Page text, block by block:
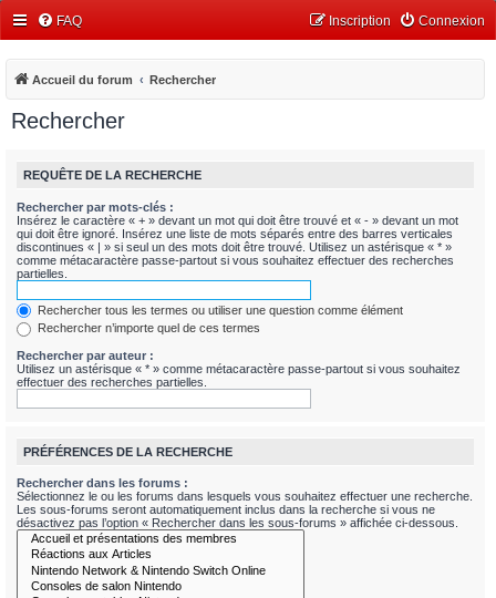
FAQ Connexion
Inscription
Accueil du forum Rechercher
Rechercher
REQUÊTE DE LA RECHERCHE
Rechercher par mots-clés :
Insérez le caractère « + » devant un mot qui doit être trouvé et « - » devant un mot
qui doit être ignoré. Insérez une liste de mots séparés entre des barres verticales
discontinues « | » si seul un des mots doit être trouvé. Utilisez un astérisque « * »
comme métacaractère passe-partout si vous souhaitez effectuer des recherches
partielles.
Rechercher tous les termes ou utiliser une question comme élément
Rechercher n’importe quel de ces termes
Rechercher par auteur :
Utilisez un astérisque « * » comme métacaractère passe-partout si vous souhaitez
effectuer des recherches partielles.
PRÉFÉRENCES DE LA RECHERCHE
Rechercher dans les forums :
Sélectionnez le ou les forums dans lesquels vous souhaitez effectuer une recherche.
Les sous-forums seront automatiquement inclus dans la recherche si vous ne
désactivez pas l’option « Rechercher dans les sous-forums » affichée ci-dessous.